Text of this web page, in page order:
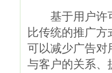
基于用户许可
比传统的推广
可以减少广告对
与客户的关系、